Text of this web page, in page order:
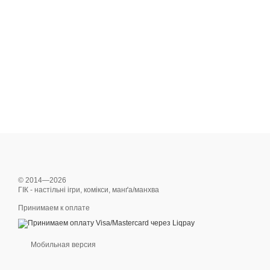
© 2014—2026
ГІК - настільні ігри, комікси, манґа/манхва
Принимаем к оплате
Мобильная версия